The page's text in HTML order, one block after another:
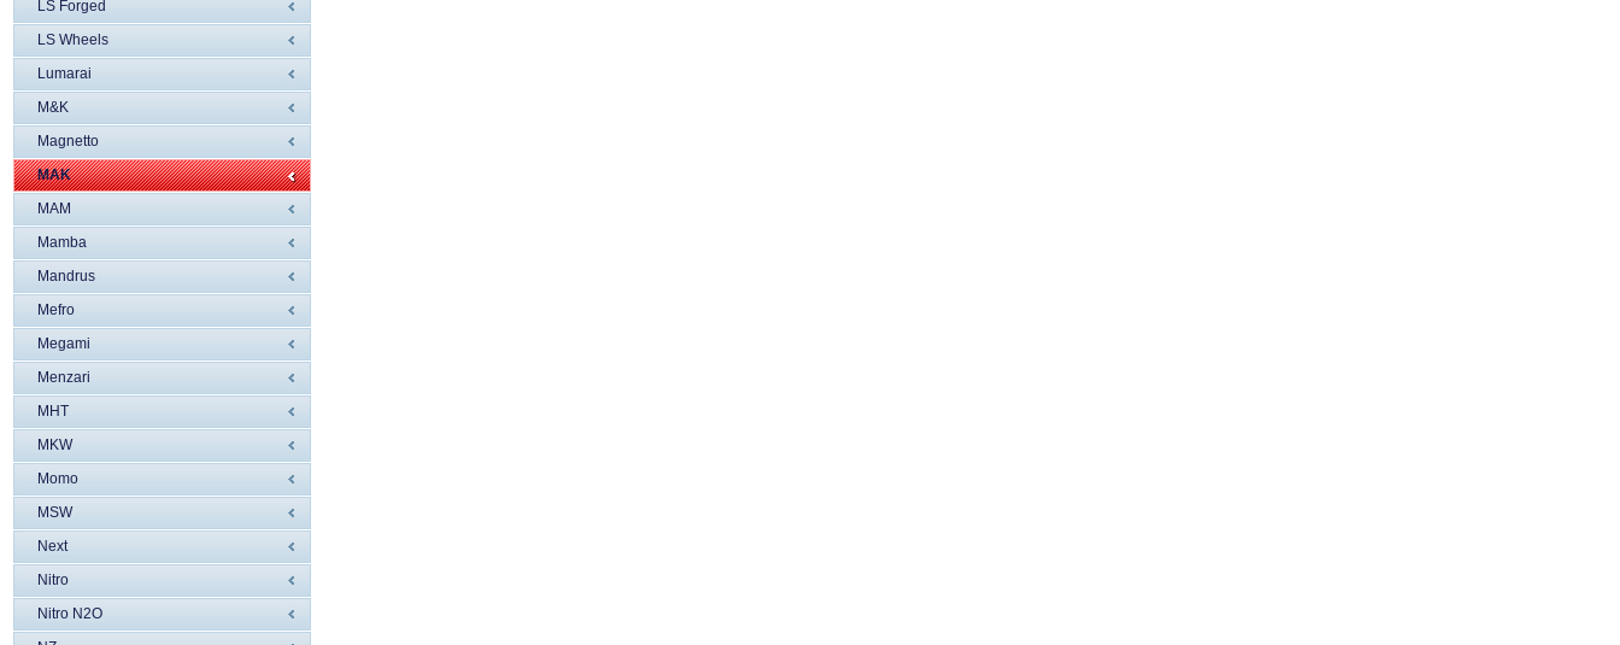
LS Forged
LS Wheels
Lumarai
M&K
Magnetto
MAK
MAM
Mamba
Mandrus
Mefro
Megami
Menzari
MHT
MKW
Momo
MSW
Next
Nitro
Nitro N2O